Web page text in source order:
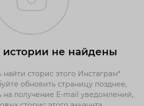
не найдены
сторис этого Инстаграм*
обновить страницу позднее,
получение E-mail уведомлений,